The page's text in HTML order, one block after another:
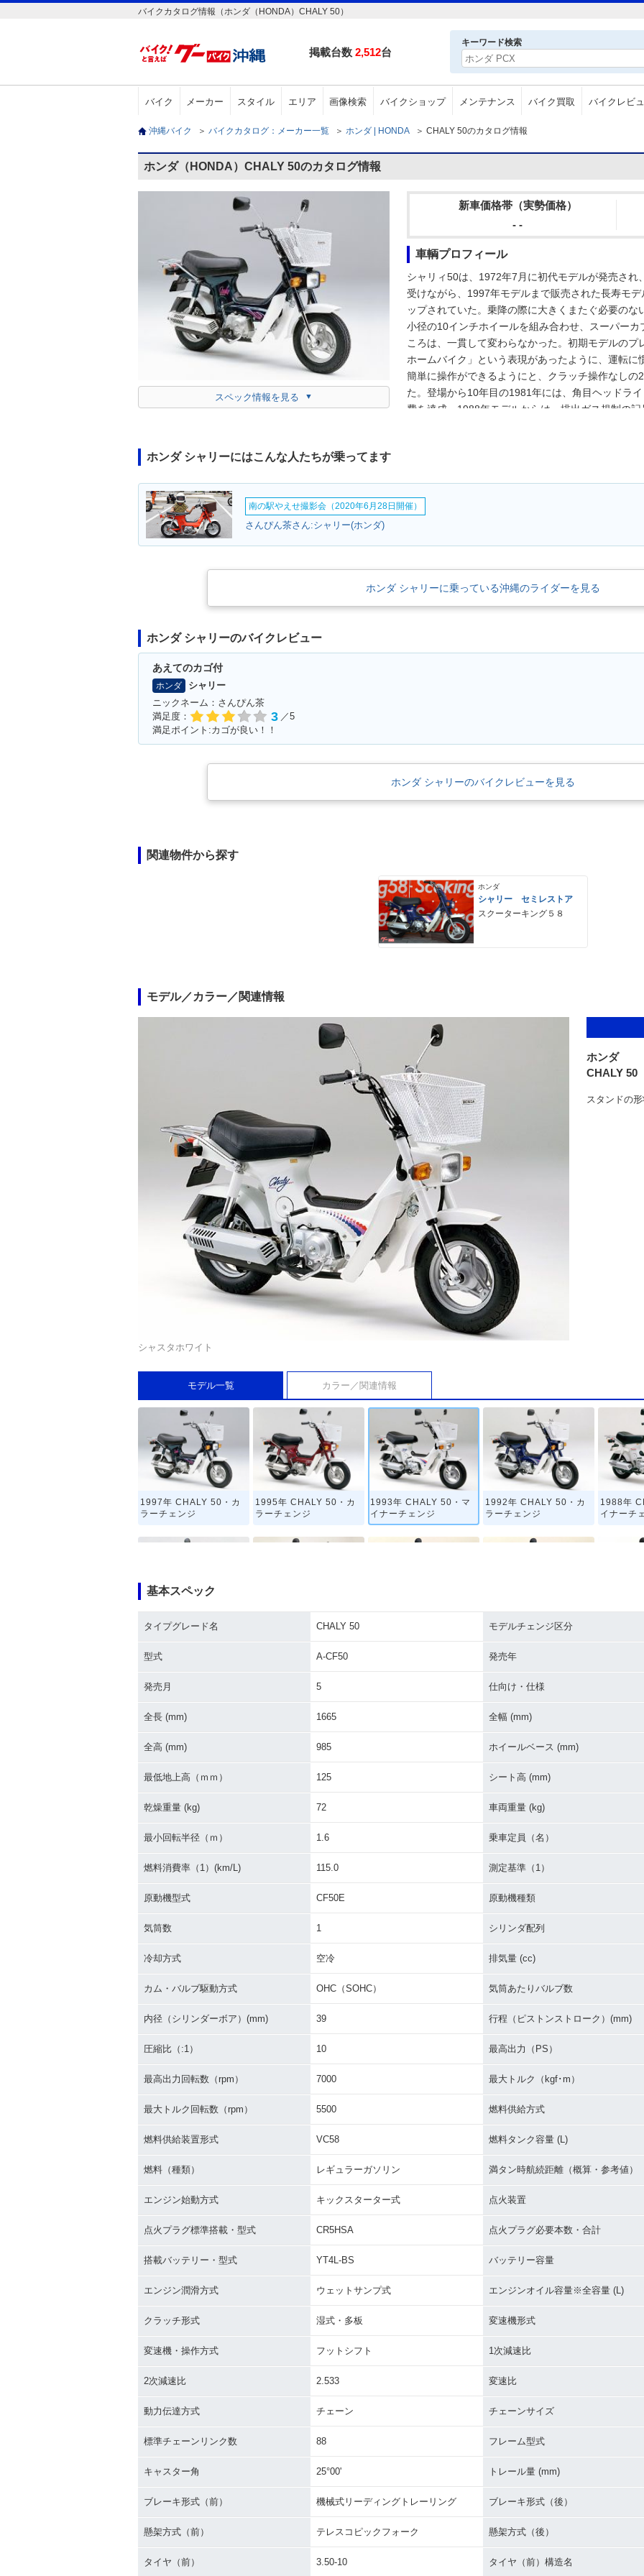
バイクカタログ情報（ホンダ（HONDA）CHALY 50）
掲載台数 2,512台
キーワード検索
バイク メーカー スタイル エリア 画像検索 バイクショップ メンテナンス バイク買取 バイクレビ
沖縄バイク ＞ バイクカタログ：メーカー一覧 ＞ ホンダ | HONDA ＞ CHALY 50のカタログ情報
ホンダ（HONDA）CHALY 50のカタログ情報
スペック情報を見る
新車価格帯（実勢価格）
- -
車輌プロフィール
シャリィ50は、1972年7月に初代モデルが発売され
受けながら、1997年モデルまで販売された長寿モ
ップされていた。乗降の際に大きくまたぐ必要のな
小径の10インチホイールを組み合わせ、スーパー
ころは、一貫して変わらなかった。初期モデルの
ホームバイク」という表現があったように、運転に
簡単に操作ができるようにと、クラッチ操作なし
た。登場から10年目の1981年には、角目ヘッドラ
費を達成。1988年モデルからは、排出ガス規制の
ホンダ シャリーにはこんな人たちが乗ってます
南の駅やえせ撮影会（2020年6月28日開催）
さんぴん茶さん:シャリー(ホンダ)
ホンダ シャリーに乗っている沖縄のライダーを見る
ホンダ シャリーのバイクレビュー
あえてのカゴ付
ホンダ
シャリー
ニックネーム：さんぴん茶
満足度：
3 ／5
満足ポイント:カゴが良い！！
ホンダ シャリーのバイクレビューを見る
関連物件から探す
ホンダ
シャリー セミレストア
スクーターキング５８
モデル／カラー／関連情報
シャスタホワイト
ホンダ
CHALY 50
スタンドの
モデル一覧 カラー／関連情報
1997年 CHALY 50・カ
ラーチェンジ
1995年 CHALY 50・カ
ラーチェンジ
1993年 CHALY 50・マ
イナーチェンジ
1992年 CHALY 50・カ
ラーチェンジ
1988年
イナーチ
1983年 CHALY 50・マ
1981年 CHALY 50・追
1981年 CHALY 50 AT・
1981年
1979年 CHALY HONDA
CF50-Ⅱ・マイナーチェ
1976年 CHALY HONDA
1972年 CHALY HONDA
CF50-Ⅱ・新登場
1972年
基本スペック
タイプグレード名 CHALY 50 モデルチェンジ区分
型式 A-CF50 発売年
発売月 5 仕向け・仕様
全長 (mm) 1665 全幅 (mm)
全高 (mm) 985 ホイールベース (mm)
最低地上高（ｍｍ） 125 シート高 (mm)
乾燥重量 (kg) 72 車両重量 (kg)
最小回転半径（ｍ） 1.6 乗車定員（名）
燃料消費率（1）(km/L) 115.0 測定基準（1）
原動機型式 CF50E 原動機種類
気筒数 1 シリンダ配列
冷却方式 空冷 排気量 (cc)
カム・バルブ駆動方式 OHC（SOHC） 気筒あたりバルブ数
内径（シリンダーボア）(mm) 39 行程（ピストンストローク）(mm)
圧縮比（:1） 10 最高出力（PS）
最高出力回転数（rpm） 7000 最大トルク（kgf･m）
最大トルク回転数（rpm） 5500 燃料供給方式
燃料供給装置形式 VC58 燃料タンク容量 (L)
燃料（種類） レギュラーガソリン 満タン時航続距離（概算・参考値）
エンジン始動方式 キックスターター式 点火装置
点火プラグ標準搭載・型式 CR5HSA 点火プラグ必要本数・合計
搭載バッテリー・型式 YT4L-BS バッテリー容量
エンジン潤滑方式 ウェットサンプ式 エンジンオイル容量※全容量 (L)
クラッチ形式 湿式・多板 変速機形式
変速機・操作方式 フットシフト 1次減速比
2次減速比 2.533 変速比
動力伝達方式 チェーン チェーンサイズ
標準チェーンリンク数 88 フレーム型式
キャスター角 25°00' トレール量 (mm)
ブレーキ形式（前） 機械式リーディングトレーリング ブレーキ形式（後）
懸架方式（前） テレスコピックフォーク 懸架方式（後）
タイヤ（前） 3.50-10 タイヤ（前）構造名